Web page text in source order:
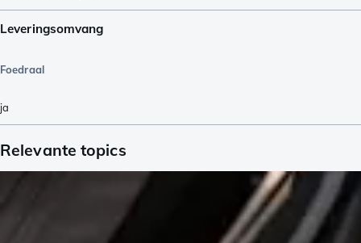
Leveringsomvang
Foedraal
ja
Relevante topics